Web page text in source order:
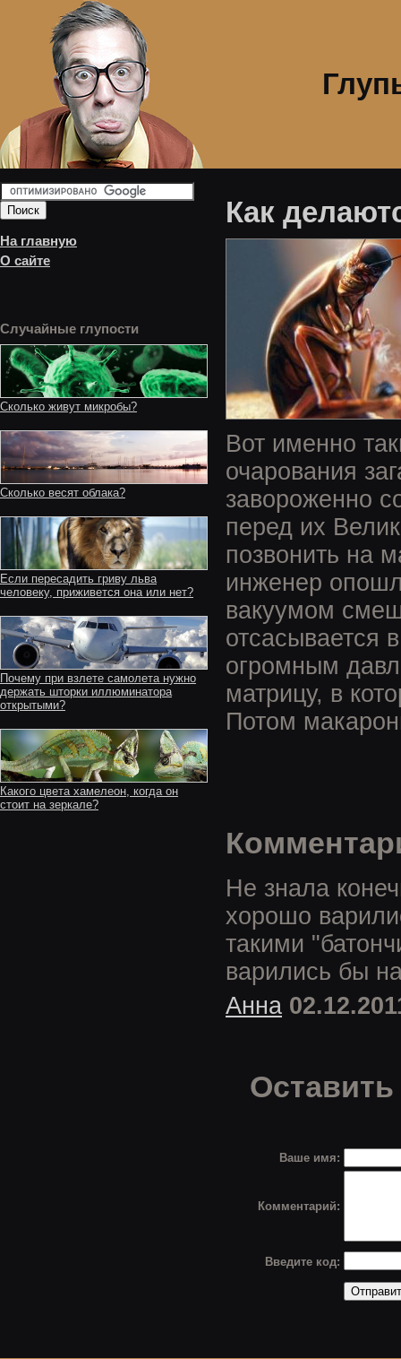
На главную
О сайте
Случайные глупости
Сколько живут микробы?
Сколько весят облака?
Если пересадить гриву льва
человеку, приживется она или нет?
Почему при взлете самолета нужно
держать шторки иллюминатора
открытыми?
Какого цвета хамелеон, когда он
стоит на зеркале?
Как
Вот именно
очарования
завороженно
перед их
позвонить на
инженер
вакуумом
отсасывается
огромным
матрицу, в
Потом
Не знала
хорошо
такими
варились бы
Анна
Оставить
Ваше имя:
Комментарий:
Введите код: